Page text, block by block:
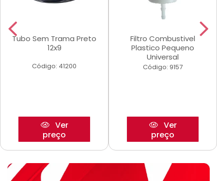
Tubo Sem Trama Preto
12x9
Código: 41200
Ver
preço
Filtro Combustivel
Plastico Pequeno
Universal
Código: 9157
Ver
preço